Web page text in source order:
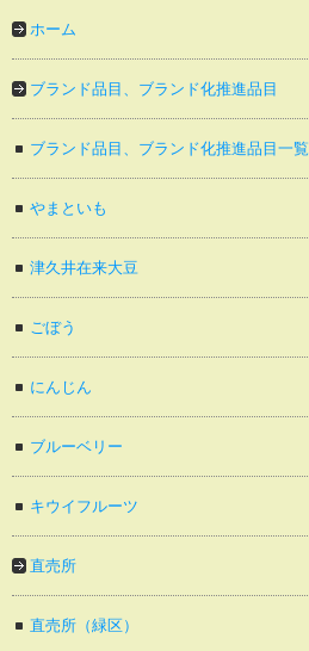
ホーム
ブランド品目、ブランド化推進品目
ブランド品目、ブランド化推進品目一覧
やまといも
津久井在来大豆
ごぼう
にんじん
ブルーベリー
キウイフルーツ
直売所
直売所（緑区）